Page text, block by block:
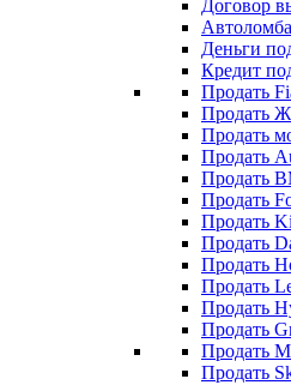
Договор
Деньги
Кредит
Продать
Продать
Продать
Продать
Продать
Продать
Продать
Продать
Продать
Продать
Продать
Продать
Продать
Продать